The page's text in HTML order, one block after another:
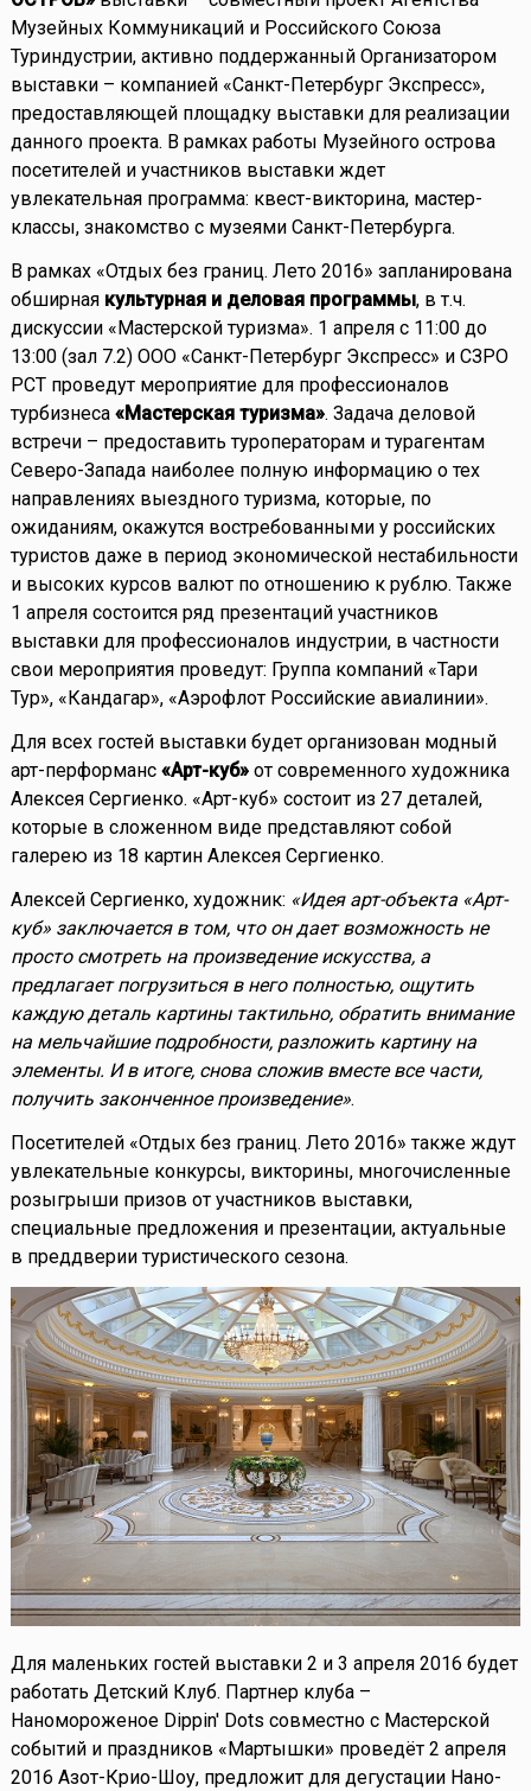
Музейных Коммуникаций и Российского Союза
Туриндустрии, активно поддержанный Организатором
выставки – компанией «Санкт-Петербург Экспресс»,
предоставляющей площадку выставки для реализации
данного проекта. В рамках работы Музейного острова
посетителей и участников выставки ждет
увлекательная программа: квест-викторина, мастер-
классы, знакомство с музеями Санкт-Петербурга.
В рамках «Отдых без границ. Лето 2016» запланирована
обширная культурная и деловая программы, в т.ч.
дискуссии «Мастерской туризма». 1 апреля с 11:00 до
13:00 (зал 7.2) ООО «Санкт-Петербург Экспресс» и СЗРО
РСТ проведут мероприятие для профессионалов
турбизнеса «Мастерская туризма». Задача деловой
встречи – предоставить туроператорам и турагентам
Северо-Запада наиболее полную информацию о тех
направлениях выездного туризма, которые, по
ожиданиям, окажутся востребованными у российских
туристов даже в период экономической нестабильности
и высоких курсов валют по отношению к рублю. Также
1 апреля состоится ряд презентаций участников
выставки для профессионалов индустрии, в частности
свои мероприятия проведут: Группа компаний «Тари
Тур», «Кандагар», «Аэрофлот Российские авиалинии».
Для всех гостей выставки будет организован модный
арт-перформанс «Арт-куб»от современного художника
Алексея Сергиенко. «Арт-куб» состоит из 27 деталей,
которые в сложенном виде представляют собой
галерею из 18 картин Алексея Сергиенко.
Алексей Сергиенко, художник: «Идея арт-объекта «Арт-
куб» заключается в том, что он дает возможность не
просто смотреть на произведение искусства, а
предлагает погрузиться в него полностью, ощутить
каждую деталь картины тактильно, обратить внимание
на мельчайшие подробности, разложить картину на
элементы. И в итоге, снова сложив вместе все части,
получить законченное произведение».
Посетителей «Отдых без границ. Лето 2016» также ждут
увлекательные конкурсы, викторины, многочисленные
розыгрыши призов от участников выставки,
специальные предложения и презентации, актуальные
в преддверии туристического сезона.
Для маленьких гостей выставки 2 и 3 апреля 2016 будет
работать Детский Клуб. Партнер клуба –
Наномороженое Dippin' Dots совместно с Мастерской
событий и праздников «Мартышки» проведёт 2 апреля
2016 Азот-Крио-Шоу, предложит для дегустации Нано-